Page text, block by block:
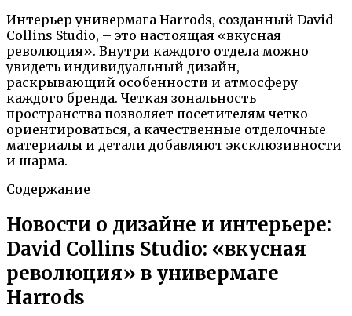
Интерьер универмага Harrods, созданный David
Collins Studio, – это настоящая «вкусная
революция». Внутри каждого отдела можно
увидеть индивидуальный дизайн,
раскрывающий особенности и атмосферу
каждого бренда. Четкая зональность
пространства позволяет посетителям четко
ориентироваться, а качественные отделочные
материалы и детали добавляют эксклюзивности
и шарма.
Содержание
Новости о дизайне и интерьере:
David Collins Studio: «вкусная
революция» в универмаге
Harrods